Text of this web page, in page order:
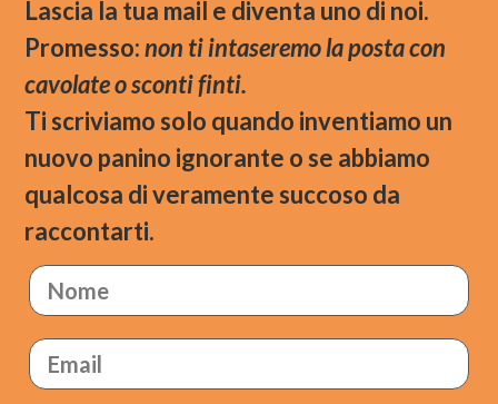
Lascia la tua mail e diventa uno di noi.
Promesso:non ti intaseremo la posta con
cavolate o sconti finti.
Ti scriviamo solo quando inventiamo un
nuovo panino ignorante o se abbiamo
qualcosa di veramente succoso da
raccontarti.